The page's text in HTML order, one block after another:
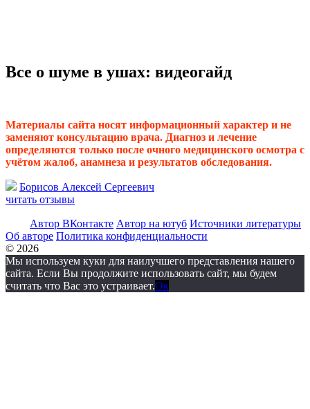
Все о шуме в ушах: видеогайд
Материалы сайта носят информационный характер и не
заменяют консультацию врача. Диагноз и лечение
определяются только после очного медицинского осмотра с
учётом жалоб, анамнеза и результатов обследования.
Борисов Алексей Сергеевич
читать отзывы
Автор ВКонтакте Автор на ютуб Источники литературы
Об авторе Политика конфиденциальности
© 2026
Мы используем куки для наилучшего представления нашего
сайта. Если Вы продолжите использовать сайт, мы будем
считать что Вас это устраивает.Ок